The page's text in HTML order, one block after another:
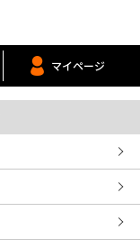
マイページ